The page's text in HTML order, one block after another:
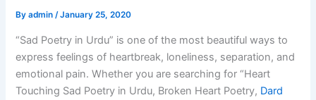
Byadmin/January 25, 2020
“Sad Poetry in Urdu” is one of the most beautiful ways to
express feelings of heartbreak, loneliness, separation, and
emotional pain. Whether you are searching for “Heart
Touching Sad Poetry in Urdu, Broken Heart Poetry, Dard